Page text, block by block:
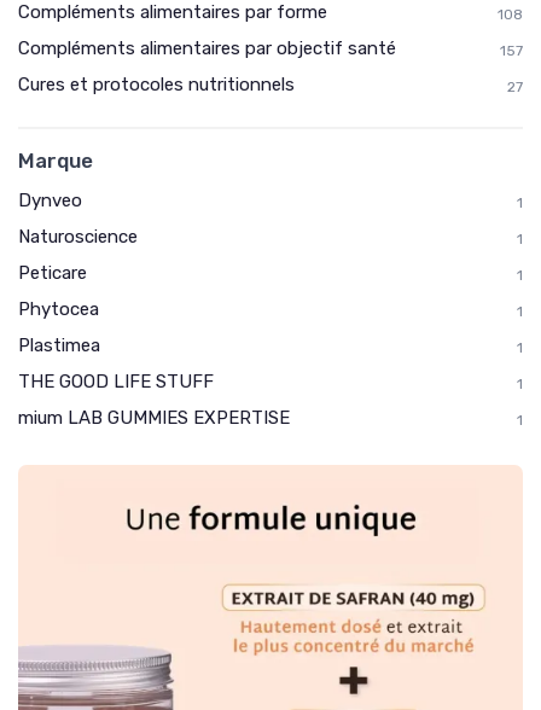
Compléments alimentaires par forme 108
Compléments alimentaires par objectif santé 157
Cures et protocoles nutritionnels 27
Marque
Dynveo 1
Naturoscience 1
Peticare 1
Phytocea 1
Plastimea 1
THE GOOD LIFE STUFF 1
mium LAB GUMMIES EXPERTISE 1